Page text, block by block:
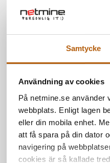
Samtycke
Användning av cookies
På netmine.se
webbplats. Enligt lagen
eller din mobila enhet.
att få spara på din dator
navigering på
cookies är så kallade
Även om
Inga